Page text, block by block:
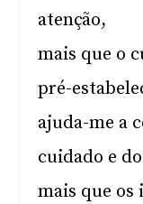
atenção,
mais que o
pré-
ajuda-me a
cuidado e
mais que os